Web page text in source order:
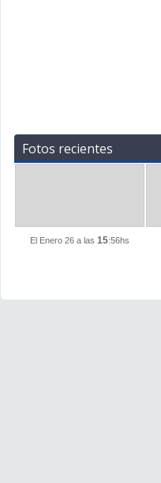
Fotos recientes
El Enero 26 a las15:56hs